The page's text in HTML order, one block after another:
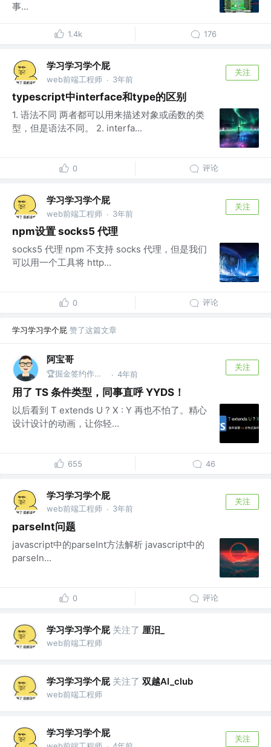
事...
1.4k 176
学习学习学个屁
web前端工程师 · 3年前
关注
typescript中interface和type的区别
1. 语法不同 两者都可以用来描述对象或函数的类
型，但是语法不同。 2. interfa...
0 评论
学习学习学个屁
web前端工程师 · 3年前
关注
npm设置 socks5 代理
socks5 代理 npm 不支持 socks 代理，但是我们
可以用一个工具将 http...
0 评论
学习学习学个屁 赞了这篇文章
阿宝哥
🏆掘金签约作者 | 公众号@全栈修仙之路 · 4年前
关注
用了 TS 条件类型，同事直呼 YYDS！
以后看到 T extends U ? X : Y 再也不怕了。精心
设计设计的动画，让你轻...
655 46
学习学习学个屁
web前端工程师 · 3年前
关注
parseInt问题
javascript中的parseInt方法解析 javascript中的
parseIn...
0 评论
学习学习学个屁 关注了 厘汨_
web前端工程师
学习学习学个屁 关注了 双越AI_club
web前端工程师
学习学习学个屁
关注